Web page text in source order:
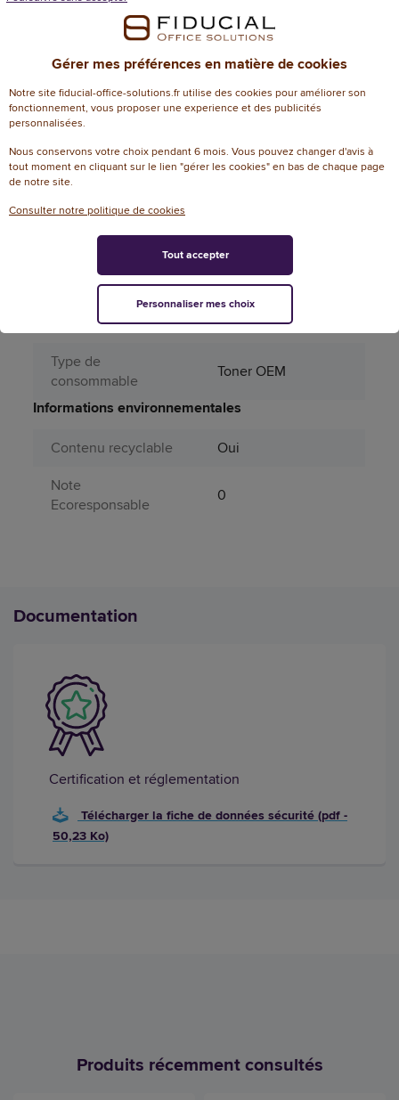
d'impression
17
Matière principale
Plastique
Nombre de pages
1500
Origine du
consommable
Produit dangereux
Non
Périssable
Non
Référence utilisateur
Samsung 1042S
Type de
consommable
Toner OEM
Informations environnementales
Contenu recyclable
Oui
Note
Ecoresponsable
0
Documentation
Certification et réglementation
Télécharger la fiche de données sécurité (pdf -
50,23 Ko)
Produits récemment consultés
Gérer mes préférences en matière de cookies
Notre site fiducial-office-solutions.fr utilise des cookies pour améliorer son
fonctionnement, vous proposer une experience et des publicités
personnalisées.
Nous conservons votre choix pendant 6 mois. Vous pouvez changer d'avis à
tout moment en cliquant sur le lien "gérer les cookies" en bas de chaque page
de notre site.
Consulter notre politique de cookies
Personnaliser mes choix
Tout accepter